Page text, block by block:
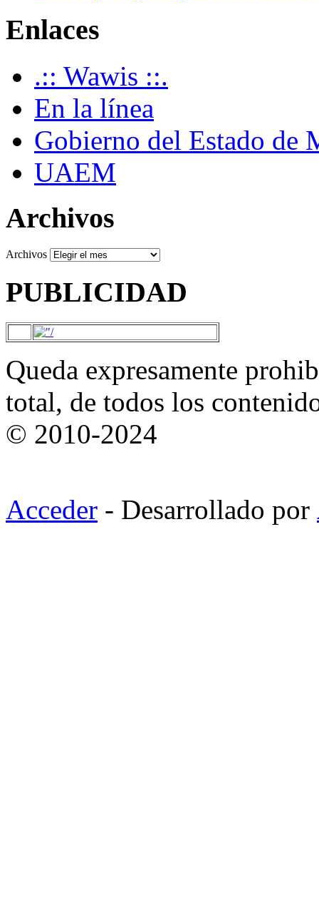
Enlaces
.:: Wawis ::.
En la línea
Gobierno del Estado de
UAEM
Archivos
Archivos
PUBLICIDAD
Queda expresamente
total, de todos los
© 2010-2024
Acceder - Desarrollado por